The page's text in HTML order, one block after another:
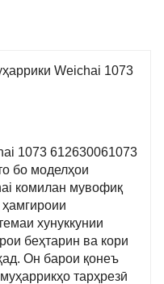
Weichai 1073
1073 612630061073
бо моделҳои
комилан мувофиқ
хунуккунии
беҳтарин ва кори
Он барои қонеъ
тарҳрезӣ